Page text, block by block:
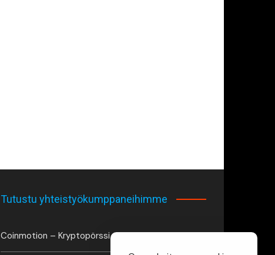
Tutustu yhteistyökumppaneihimme
Coinmotion – Kryptopörssi